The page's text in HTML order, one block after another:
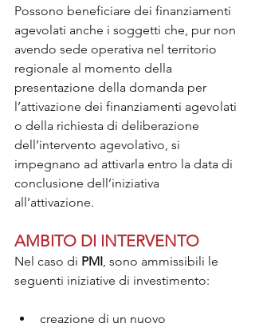
Possono beneficiare dei finanziamenti
agevolati anche i soggetti che, pur non
avendo sede operativa nel territorio
regionale al momento della
presentazione della domanda per
l’attivazione dei finanziamenti agevolati
o della richiesta di deliberazione
dell’intervento agevolativo, si
impegnano ad attivarla entro la data di
conclusione dell’iniziativa
all’attivazione.
AMBITO DI INTERVENTO
Nel caso di PMI , sono ammissibili le
seguenti iniziative di investimento:
creazione di un nuovo